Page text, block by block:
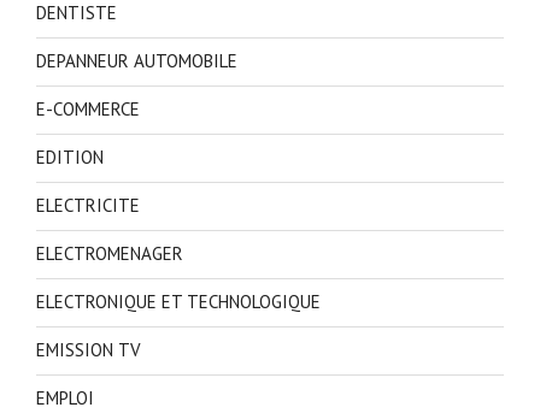
DENTISTE
DEPANNEUR AUTOMOBILE
E-COMMERCE
EDITION
ELECTRICITE
ELECTROMENAGER
ELECTRONIQUE ET TECHNOLOGIQUE
EMISSION TV
EMPLOI